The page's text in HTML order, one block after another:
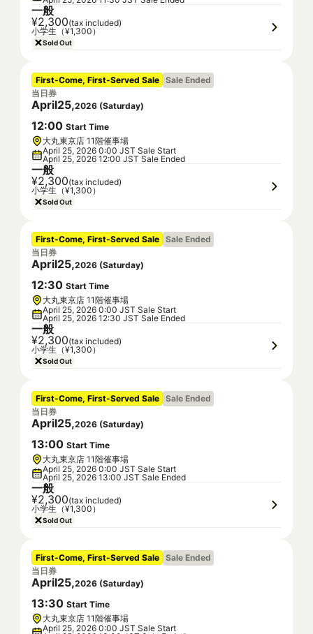
一般
¥2,300(tax included)
小学生（¥1,300）
Sold Out
First-Come, First-Served Sale Sale Ended
当日券
April25,2026 (Saturday)
12:00 Start Time
大丸東京店 11階催事場
April 25, 2026 0:00 JST Sale Start
April 25, 2026 12:00 JST Sale Ended
一般
¥2,300(tax included)
小学生（¥1,300）
Sold Out
First-Come, First-Served Sale Sale Ended
当日券
April25,2026 (Saturday)
12:30 Start Time
大丸東京店 11階催事場
April 25, 2026 0:00 JST Sale Start
April 25, 2026 12:30 JST Sale Ended
一般
¥2,300(tax included)
小学生（¥1,300）
Sold Out
First-Come, First-Served Sale Sale Ended
当日券
April25,2026 (Saturday)
13:00 Start Time
大丸東京店 11階催事場
April 25, 2026 0:00 JST Sale Start
April 25, 2026 13:00 JST Sale Ended
一般
¥2,300(tax included)
小学生（¥1,300）
Sold Out
First-Come, First-Served Sale Sale Ended
当日券
April25,2026 (Saturday)
13:30 Start Time
大丸東京店 11階催事場
April 25, 2026 0:00 JST Sale Start